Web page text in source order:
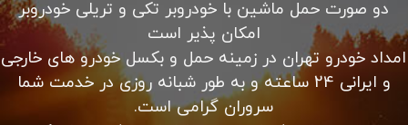
آیا شما یک فرستنده
هستید؟